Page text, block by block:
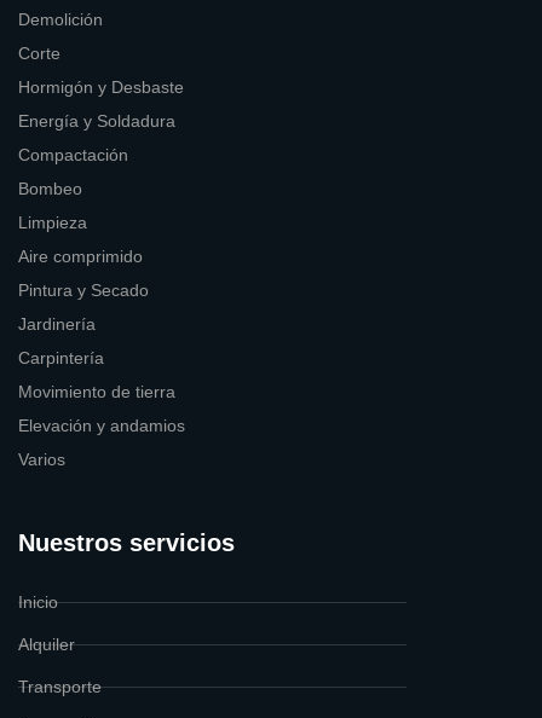
Demolición
Corte
Hormigón y Desbaste
Energía y Soldadura
Compactación
Bombeo
Limpieza
Aire comprimido
Pintura y Secado
Jardinería
Carpintería
Movimiento de tierra
Elevación y andamios
Varios
Nuestros servicios
Inicio
Alquiler
Transporte